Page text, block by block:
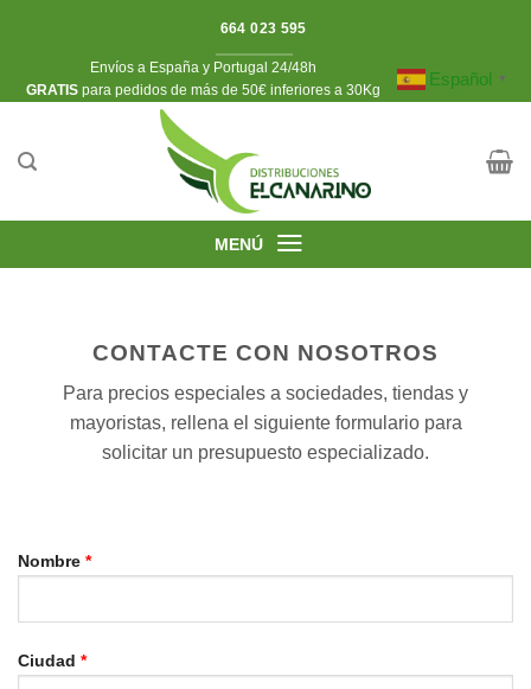
664 023 595
Envíos a España y Portugal 24/48h
​GRATIS para pedidos de más de 50€ inferiores a 30Kg
Español ▼
MENÚ
CONTACTE CON NOSOTROS
Para precios especiales a sociedades, tiendas y
mayoristas, rellena el siguiente formulario para
solicitar un presupuesto especializado.
Nombre *
Ciudad *